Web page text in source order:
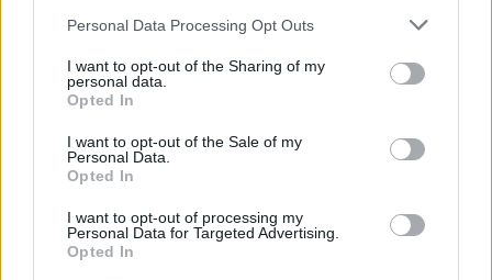
Personal Data Processing Opt Outs
I want to opt-out of the Sharing of my
personal data.
Opted In
I want to opt-out of the Sale of my
Personal Data.
Opted In
I want to opt-out of processing my
Personal Data for Targeted Advertising.
Opted In
Φαρμακεία
Φωτιές
Τροχαία